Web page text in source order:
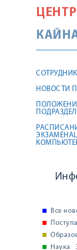
НОВОСТИ
Все
Наука